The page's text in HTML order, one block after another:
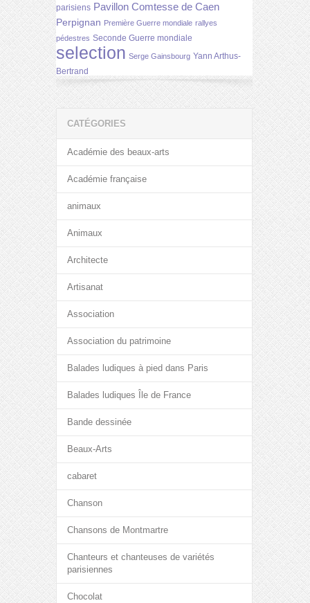
parisiens Pavillon Comtesse de Caen
Perpignan Première Guerre mondiale rallyes
pédestres Seconde Guerre mondiale
selection Serge Gainsbourg Yann Arthus-
Bertrand
CATÉGORIES
Académie des beaux-arts
Académie française
animaux
Animaux
Architecte
Artisanat
Association
Association du patrimoine
Balades ludiques à pied dans Paris
Balades ludiques Île de France
Bande dessinée
Beaux-Arts
cabaret
Chanson
Chansons de Montmartre
Chanteurs et chanteuses de variétés
parisiennes
Chocolat